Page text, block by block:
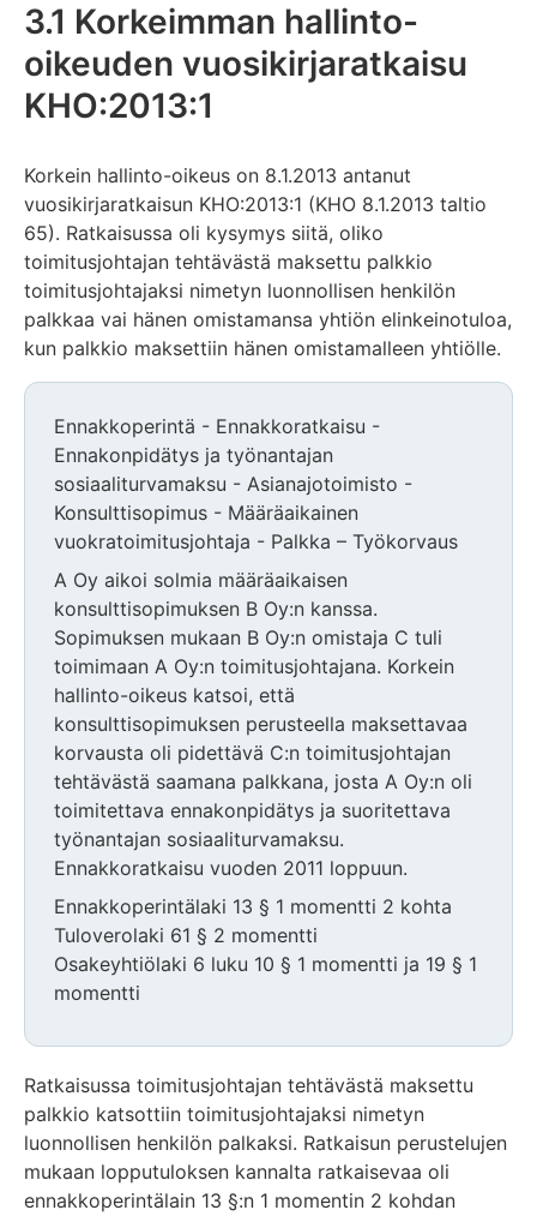
3.1 Korkeimman hallinto-
oikeuden vuosikirjaratkaisu
KHO:2013:1
Korkein hallinto-oikeus on 8.1.2013 antanut
vuosikirjaratkaisun KHO:2013:1 (KHO 8.1.2013 taltio
65). Ratkaisussa oli kysymys siitä, oliko
toimitusjohtajan tehtävästä maksettu palkkio
toimitusjohtajaksi nimetyn luonnollisen henkilön
palkkaa vai hänen omistamansa yhtiön elinkeinotuloa,
kun palkkio maksettiin hänen omistamalleen yhtiölle.
Ennakkoperintä - Ennakkoratkaisu -
Ennakonpidätys ja työnantajan
sosiaaliturvamaksu - Asianajotoimisto -
Konsulttisopimus - Määräaikainen
vuokratoimitusjohtaja - Palkka – Työkorvaus
A Oy aikoi solmia määräaikaisen
konsulttisopimuksen B Oy:n kanssa.
Sopimuksen mukaan B Oy:n omistaja C tuli
toimimaan A Oy:n toimitusjohtajana. Korkein
hallinto-oikeus katsoi, että
konsulttisopimuksen perusteella maksettavaa
korvausta oli pidettävä C:n toimitusjohtajan
tehtävästä saamana palkkana, josta A Oy:n oli
toimitettava ennakonpidätys ja suoritettava
työnantajan sosiaaliturvamaksu.
Ennakkoratkaisu vuoden 2011 loppuun.
Ennakkoperintälaki 13 § 1 momentti 2 kohta
Tuloverolaki 61 § 2 momentti
Osakeyhtiölaki 6 luku 10 § 1 momentti ja 19 § 1
momentti
Ratkaisussa toimitusjohtajan tehtävästä maksettu
palkkio katsottiin toimitusjohtajaksi nimetyn
luonnollisen henkilön palkaksi. Ratkaisun perustelujen
mukaan lopputuloksen kannalta ratkaisevaa oli
ennakkoperintälain 13 §:n 1 momentin 2 kohdan